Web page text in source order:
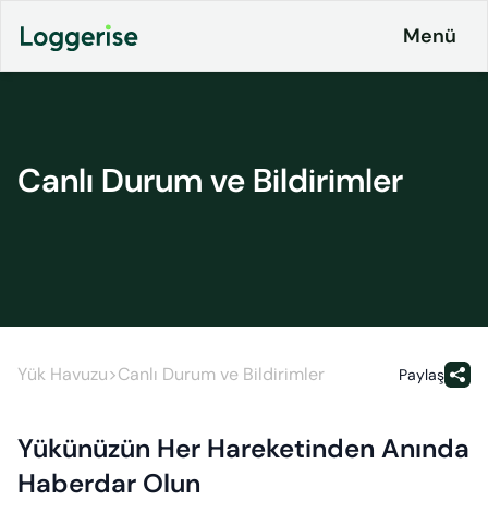
geç
Menü
Platformu
CO2
Hesaplayıcı
Canlı Durum ve Bildirimler
Yük Havuzu>Canlı Durum ve Bildirimler Paylaş
Yükünüzün Her Hareketinden Anında
Haberdar Olun